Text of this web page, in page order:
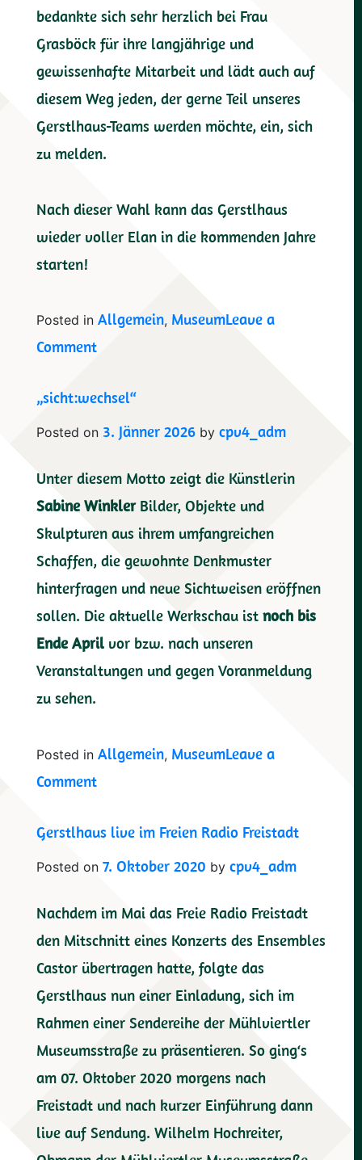
bedankte sich sehr herzlich bei Frau
Grasböck für ihre langjährige und
gewissenhafte Mitarbeit und lädt auch auf
diesem Weg jeden, der gerne Teil unseres
Gerstlhaus-Teams werden möchte, ein, sich
zu melden.
Nach dieser Wahl kann das Gerstlhaus
wieder voller Elan in die kommenden Jahre
starten!
Posted in Allgemein, MuseumLeave a
Commenton
2026
„sicht:wechsel“
Posted on 3. Jänner 2026by cpv4_adm
Unter diesem Motto zeigt die Künstlerin
Sabine WinklerBilder, Objekte und
Skulpturen aus ihrem umfangreichen
Schaffen, die gewohnte Denkmuster
hinterfragen und neue Sichtweisen eröffnen
sollen. Die aktuelle Werkschau ist noch bis
Ende Aprilvor bzw. nach unseren
Veranstaltungen und gegen Voranmeldung
zu sehen.
Posted in Allgemein, MuseumLeave a
Commenton
Gerstlhaus live im Freien Radio Freistadt
Posted on 7. Oktober 2020 by cpv4_adm
Nachdem im Mai das Freie Radio Freistadt
den Mitschnitt eines Konzerts des Ensembles
Castor übertragen hatte, folgte das
Gerstlhaus nun einer Einladung, sich im
Rahmen einer Sendereihe der Mühlviertler
Museumsstraße zu präsentieren. So ging‘s
am 07. Oktober 2020 morgens nach
Freistadt und nach kurzer Einführung dann
live auf Sendung. Wilhelm Hochreiter,